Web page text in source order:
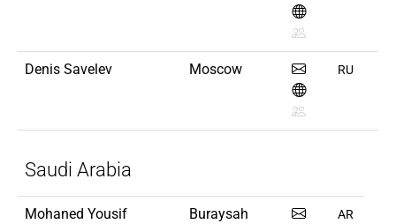
Denis Savelev Moscow RU
Saudi Arabia
Mohaned Yousif
Buraysah AR